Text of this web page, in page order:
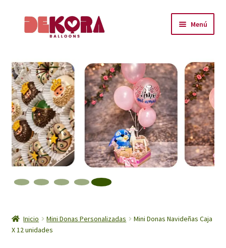
Menú
About
Carrito
Checkout
Contáctanos
Encuéntranos
Inicio Mini Donas Personalizadas
Mini Donas Navideñas Caja
X 12 unidades